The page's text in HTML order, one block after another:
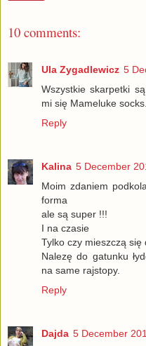
10 comments:
Ula Zygadlewicz 5
Wszystkie skarpetki
mi się Mameluke socks.
Reply
Kalina 5 December
Moim zdaniem
forma
ale są super !!!
I na czasie
Tylko czy mieszczą się
Nalezę do gatunku
na same rajstopy.
Reply
Dajda 5 December